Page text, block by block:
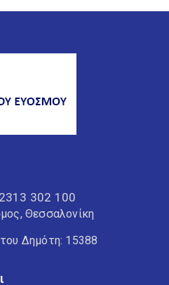
2313 302 100
Θεσσαλονίκη
Δημότη: 15388